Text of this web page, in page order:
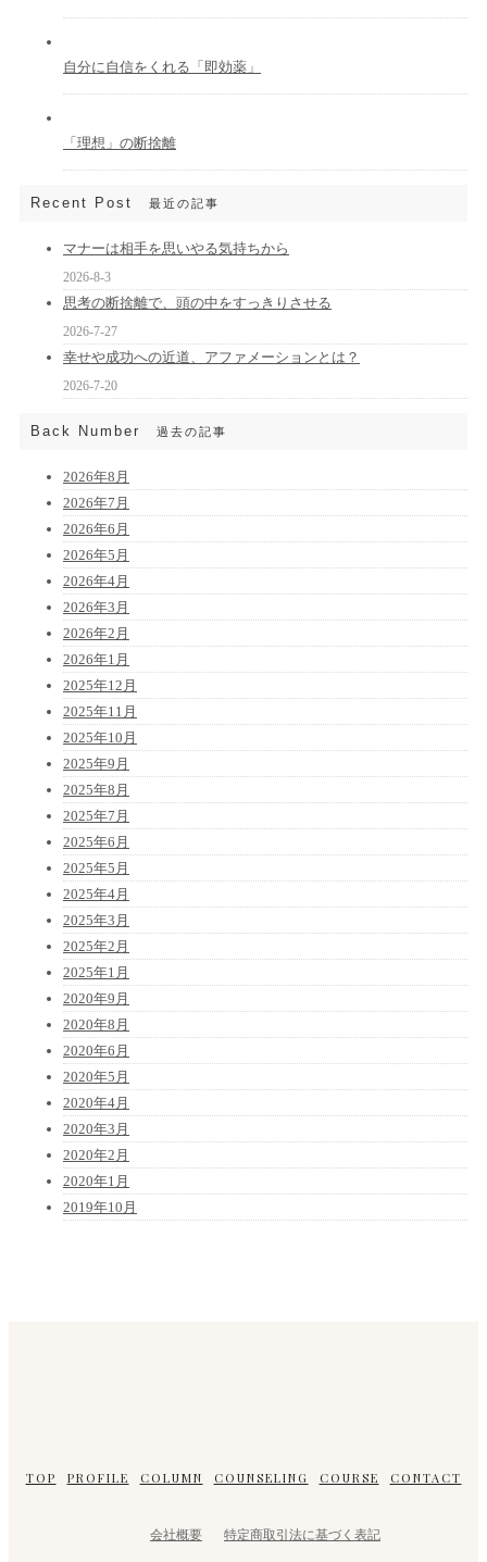
自分に自信をくれる「即効薬」
「理想」の断捨離
Recent Post 最近の記事
マナーは相手を思いやる気持ちから
2026-8-3
思考の断捨離で、頭の中をすっきりさせる
2026-7-27
幸せや成功への近道、アファメーションとは？
2026-7-20
Back Number 過去の記事
2026年8月
2026年7月
2026年6月
2026年5月
2026年4月
2026年3月
2026年2月
2026年1月
2025年12月
2025年11月
2025年10月
2025年9月
2025年8月
2025年7月
2025年6月
2025年5月
2025年4月
2025年3月
2025年2月
2025年1月
2020年9月
2020年8月
2020年6月
2020年5月
2020年4月
2020年3月
2020年2月
2020年1月
2019年10月
TOP PROFILE COLUMN COUNSELING COURSE CONTACT
会社概要 特定商取引法に基づく表記